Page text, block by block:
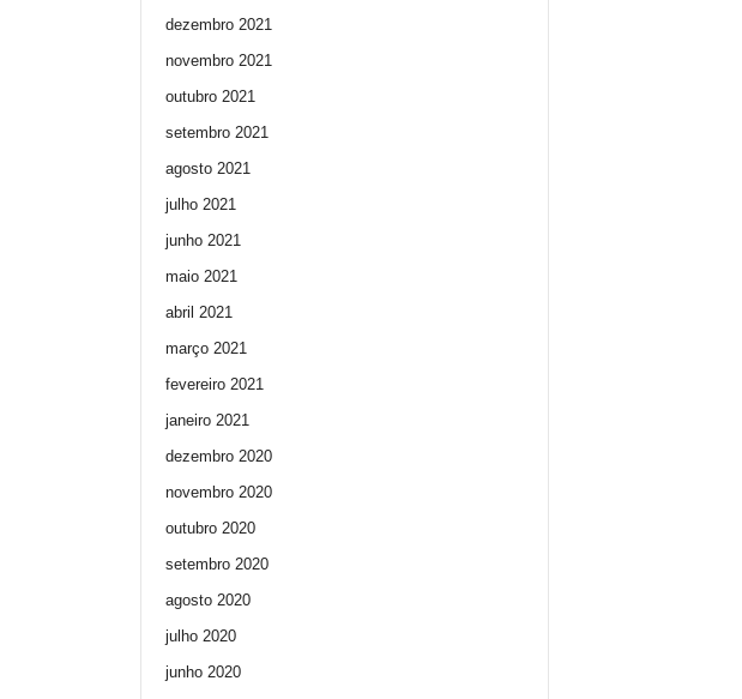
dezembro 2021
novembro 2021
outubro 2021
setembro 2021
agosto 2021
julho 2021
junho 2021
maio 2021
abril 2021
março 2021
fevereiro 2021
janeiro 2021
dezembro 2020
novembro 2020
outubro 2020
setembro 2020
agosto 2020
julho 2020
junho 2020